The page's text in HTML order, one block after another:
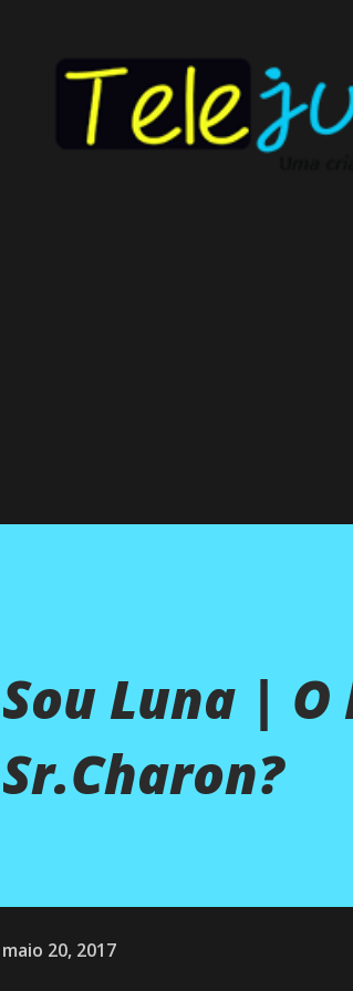
Sou Luna |
Sr.Charon?
maio 20, 2017